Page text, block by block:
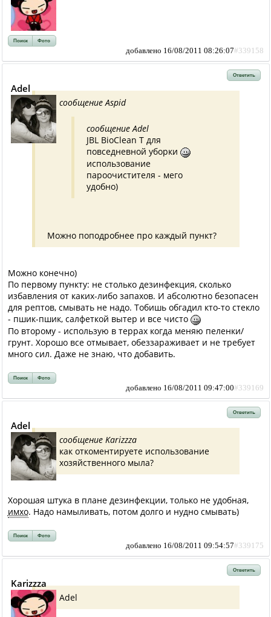
Поиск Фото
добавлено 16/08/2011 08:26:07#339158
Ответить
Adel
сообщение Aspid
сообщение Adel
JBL BioClean T для
повседневной уборки
использование
пароочистителя - мего
удобно)
Можно поподробнее про каждый пункт?
Можно конечно)
По первому пункту: не столько дезинфекция, сколько
избавления от каких-либо запахов. И абсолютно безопасен
для рептов, смывать не надо. Тобишь обгадил кто-то стекло
- пшик-пшик, салфеткой вытер и все чисто
По второму - использую в террах когда меняю пеленки/
грунт. Хорошо все отмывает, обеззараживает и не требует
много сил. Даже не знаю, что добавить.
Поиск Фото
добавлено 16/08/2011 09:47:00#339169
Ответить
Adel
сообщение Karizzza
как откоментируете использование
хозяйственного мыла?
Хорошая штука в плане дезинфекции, только не удобная,
имхо. Надо намыливать, потом долго и нудно смывать)
Поиск Фото
добавлено 16/08/2011 09:54:57#339175
Ответить
Karizzza
Adel